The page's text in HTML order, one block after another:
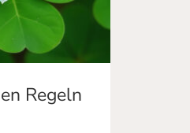
Regeln